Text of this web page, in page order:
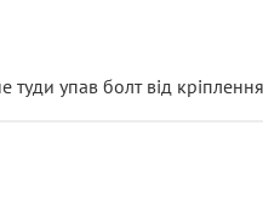
упав болт від